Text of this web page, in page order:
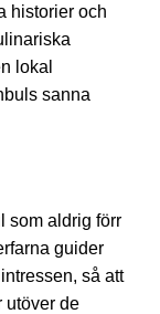
historier och
lokal
sanna
som aldrig förr
guider
så att
utöver de